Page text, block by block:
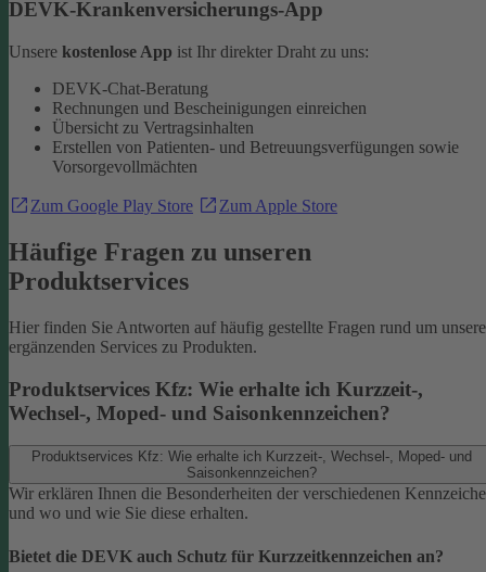
DEVK-Krankenversicherungs-App
Unsere kostenlose App ist Ihr direkter Draht zu uns:
DEVK-Chat-Beratung
Rechnungen und Bescheinigungen einreichen
Übersicht zu Vertragsinhalten
Erstellen von Patienten- und Betreuungsverfügungen sowie
Vorsorgevollmächten
Zum Google Play Store Zum Apple Store
Häufige Fragen zu unseren
Produktservices
Hier finden Sie Antworten auf häufig gestellte Fragen rund um unsere
ergänzenden Services zu Produkten.
Produktservices Kfz: Wie erhalte ich Kurzzeit-,
Wechsel-, Moped- und Saisonkennzeichen?
Produktservices Kfz: Wie erhalte ich Kurzzeit-, Wechsel-, Moped- und
Saisonkennzeichen?
Wir erklären Ihnen die Besonderheiten der verschiedenen
und wo und wie Sie diese erhalten.
Bietet die DEVK auch Schutz für Kurzzeitkennzeichen an?